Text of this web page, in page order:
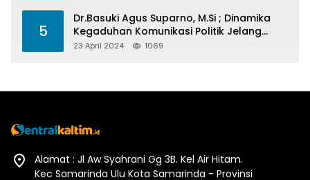
5
Dr.Basuki Agus Suparno, M.Si ; Dinamika
Kegaduhan Komunikasi Politik Jelang
Pesta Politik 2024
23 April 2024 1069
Alamat : Jl Aw Syahrani Gg 3B. Kel Air Hitam.
Kec Samarinda Ulu Kota Samarinda - Provinsi